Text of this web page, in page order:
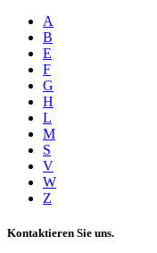
A
B
E
F
G
H
L
M
S
V
W
Z
Kontaktieren Sie uns.